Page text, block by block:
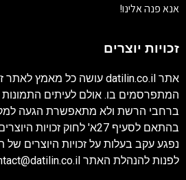
אנא פנה אלינו!
זכויות יוצרים
אתר datilin.co.il עושה כל מאמץ לאתר
המתפרסמים בו. אולם לעיתים התמונות
ברחבי הרשת ולא מתאפשרת הגעה
בהתאם לסעיף 27א' לחוק
נפגע עקב בעלות על זכויות היוצרים של
לפנות להנהלת האתר